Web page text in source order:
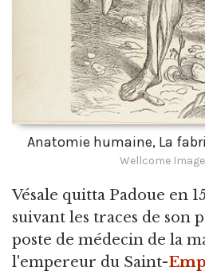
Anatomie humaine, La
Wellcome
Vésale quitta Padoue en
suivant les traces de son
poste de médecin de la
l'empereur du Saint-